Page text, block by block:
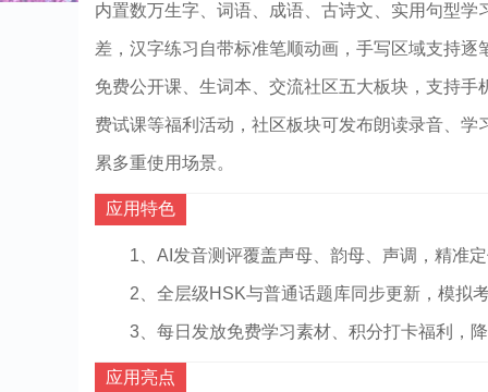
内置数万生字、词语、成语、古诗文、实用句型
差，汉字练习自带标准笔顺动画，手写区域支持
免费公开课、生词本、交流社区五大板块，支持
费试课等福利活动，社区板块可发布朗读录音、
累多重使用场景。
应用特色
1、AI发音测评覆盖声母、韵母、声调，精准
2、全层级HSK与普通话题库同步更新，模拟
3、每日发放免费学习素材、积分打卡福利，
应用亮点